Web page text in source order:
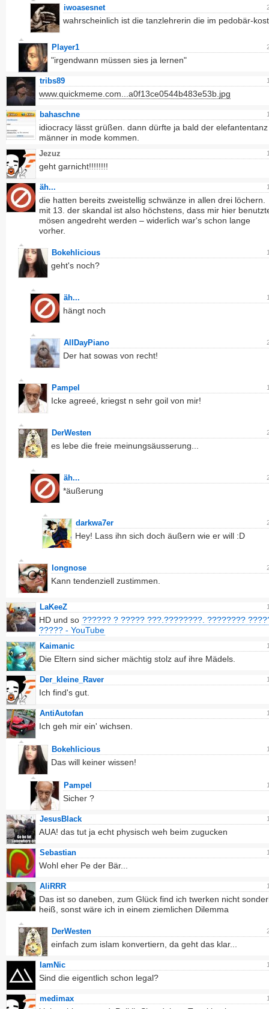
iwoasesnet
wahrscheinlich ist die tanzlehrerin die im pedobär-
Player1
"irgendwann müssen sies ja lernen"
tribs89
www.quickmeme.com...a0f13ce0544b483e53b.jpg
bahaschne
idiocracy lässt grüßen. dann dürfte ja bald der
männer in mode kommen.
Jezuz
geht garnicht!!!!!!!!
äh...
die hatten bereits zweistellig schwänze in allen drei löchern.
mit 13. der skandal ist also höchstens, dass mir hier
mösen angedreht werden – widerlich war's schon lange
vorher.
Bokehlicious
geht's noch?
äh...
hängt noch
AllDayPiano
Der hat sowas von recht!
Pampel
Icke agreeé, kriegst n sehr goil von mir!
DerWesten
es lebe die freie meinungsäusserung...
äh...
*äußerung
darkwa7er
Hey! Lass ihn sich doch äußern wie er will :D
longnose
Kann tendenziell zustimmen.
LaKeeZ
HD und so ?????? ? ????? ???.????????. ????????
????? - YouTube
Kaimanic
Die Eltern sind sicher mächtig stolz auf ihre Mädels.
Der_kleine_Raver
Ich find's gut.
AntiAutofan
Ich geh mir ein' wichsen.
Bokehlicious
Das will keiner wissen!
Pampel
Sicher ?
JesusBlack
AUA! das tut ja echt physisch weh beim zugucken
Sebastian
Wohl eher Pe der Bär...
AliRRR
Das ist so daneben, zum Glück find ich twerken nicht
heiß, sonst wäre ich in einem ziemlichen Dilemma
DerWesten
einfach zum islam konvertiern, da geht das klar...
IamNic
Sind die eigentlich schon legal?
medimax